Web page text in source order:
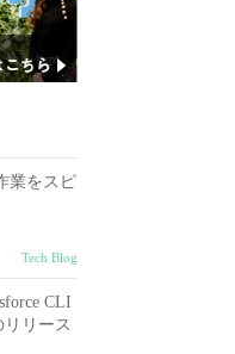
業をスピ
Tech Blog
CLI
リース